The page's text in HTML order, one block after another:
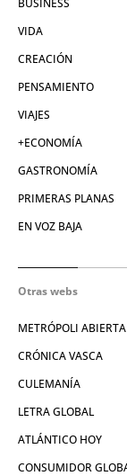
VIDA
CREACIÓN
PENSAMIENTO
VIAJES
+ECONOMÍA
GASTRONOMÍA
PRIMERAS PLANAS
EN VOZ BAJA
Otras webs
METRÓPOLI ABIERTA
CRÓNICA VASCA
CULEMANÍA
LETRA GLOBAL
ATLÁNTICO HOY
CONSUMIDOR